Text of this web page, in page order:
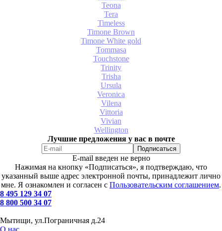
Teona
Tera
Timeless
Timone Brown
Timone White gold
Tommasa
Touchstone
Trinity
Trisha
Ursula
Veronica
Vilena
Vittoria
Vivian
Wellington
Лучшие предложения у вас в почте
E-mail введен не верно
Нажимая на кнопку «Подписаться», я подтверждаю, что
указанный выше адрес электронной почты, принадлежит лично
мне. Я ознакомлен и согласен с Пользовательским соглашением.
8 495 129 34 07
8 800 500 34 07
Мытищи, ул.Пограничная д.24
О нас